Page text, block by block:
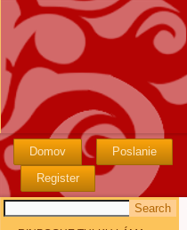
Domov Poslanie
Register